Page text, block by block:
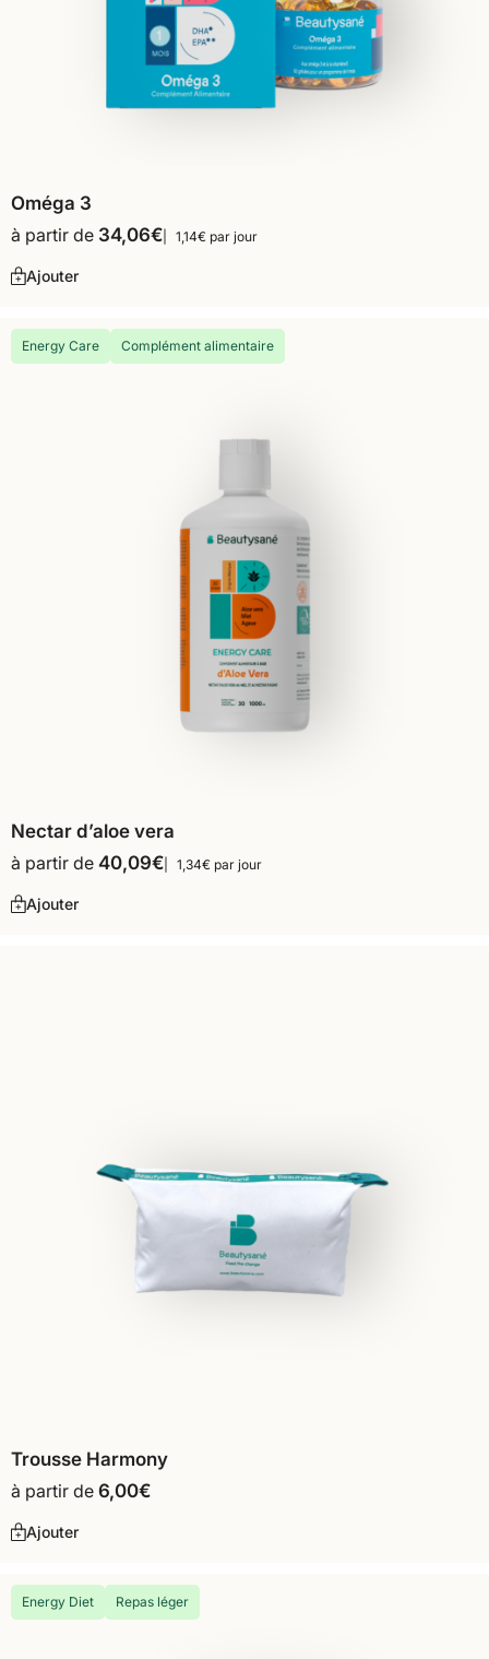
Oméga 3
à partir de 34,06€ 1,14€ par jour
Ajouter
Energy Care Complément alimentaire
Nectar d’aloe vera
à partir de 40,09€ 1,34€ par jour
Ajouter
Trousse Harmony
à partir de 6,00€
Ajouter
Energy Diet Repas léger